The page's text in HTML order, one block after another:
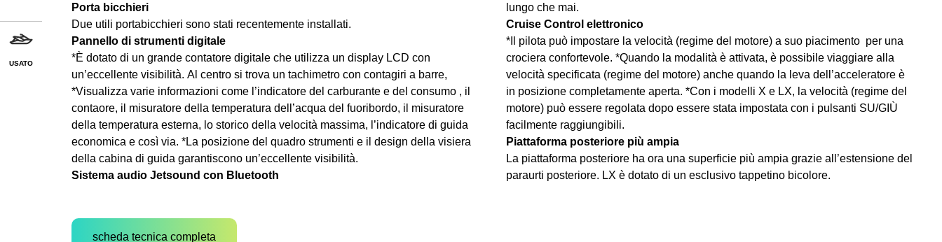
USATO
Porta bicchieri
Due utili portabicchieri sono stati recentemente installati.
Pannello di strumenti digitale
*È dotato di un grande contatore digitale che utilizza un display LCD con
un’eccellente visibilità. Al centro si trova un tachimetro con contagiri a barre,
*Visualizza varie informazioni come l’indicatore del carburante e del consumo , il
contaore, il misuratore della temperatura dell’acqua del fuoribordo, il misuratore
della temperatura esterna, lo storico della velocità massima, l’indicatore di guida
economica e così via. *La posizione del quadro strumenti e il design della visiera
della cabina di guida garantiscono un’eccellente visibilità.
Sistema audio Jetsound con Bluetooth
lungo che mai.
Cruise Control elettronico
*Il pilota può impostare la velocità (regime del motore) a suo piacimento per una
crociera confortevole. *Quando la modalità è attivata, è possibile viaggiare alla
velocità specificata (regime del motore) anche quando la leva dell’acceleratore è
in posizione completamente aperta. *Con i modelli X e LX, la velocità (regime del
motore) può essere regolata dopo essere stata impostata con i pulsanti SU/GIÙ
facilmente raggiungibili.
Piattaforma posteriore più ampia
La piattaforma posteriore ha ora una superficie più ampia grazie all’estensione del
paraurti posteriore. LX è dotato di un esclusivo tappetino bicolore.
scheda tecnica completa